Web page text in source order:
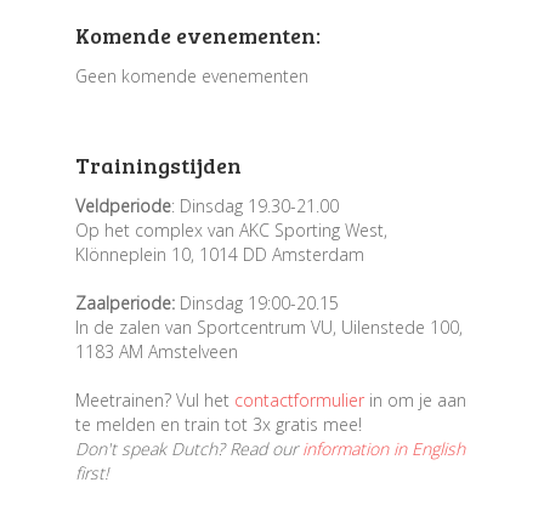
Komende evenementen:
Geen komende evenementen
Trainingstijden
Veldperiode: Dinsdag 19.30-21.00
Op het complex van AKC Sporting West,
Klönneplein 10, 1014 DD Amsterdam
Zaalperiode:Dinsdag 19:00-20.15
In de zalen van Sportcentrum VU, Uilenstede 100,
1183 AM Amstelveen
Meetrainen? Vul het contactformulierin om je aan
te melden en train tot 3x gratis mee!
Don't speak Dutch? Read ourinformation in English
first!